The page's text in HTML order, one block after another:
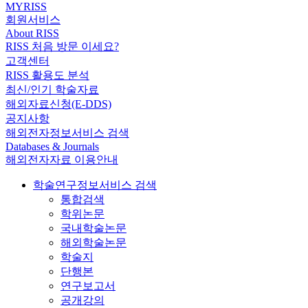
MYRISS
회원서비스
About RISS
RISS 처음 방문 이세요?
고객센터
RISS 활용도 분석
최신/인기 학술자료
해외자료신청(E-DDS)
공지사항
해외전자정보서비스 검색
Databases & Journals
해외전자자료 이용안내
학술연구정보서비스 검색
통합검색
학위논문
국내학술논문
해외학술논문
학술지
단행본
연구보고서
공개강의